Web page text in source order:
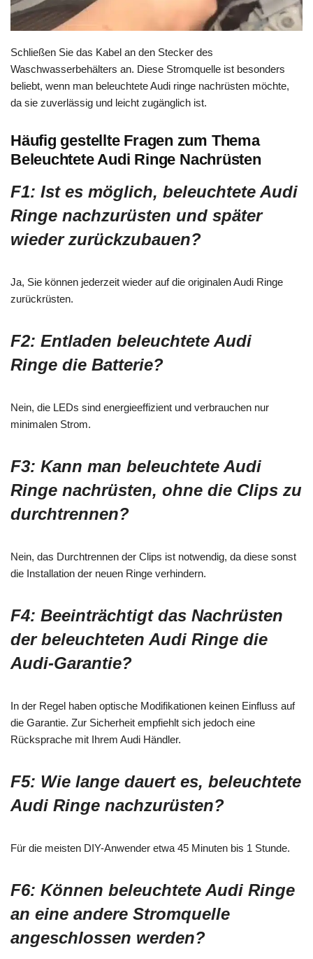
Schließen Sie das Kabel an den Stecker des
Waschwasserbehälters an. Diese Stromquelle ist besonders
beliebt, wenn man beleuchtete Audi ringe nachrüsten möchte,
da sie zuverlässig und leicht zugänglich ist.
Häufig gestellte Fragen zum Thema
Beleuchtete Audi Ringe Nachrüsten
F1: Ist es möglich, beleuchtete Audi
Ringe nachzurüsten und später
wieder zurückzubauen?
Ja, Sie können jederzeit wieder auf die originalen Audi Ringe
zurückrüsten.
F2: Entladen beleuchtete Audi
Ringe die Batterie?
Nein, die LEDs sind energieeffizient und verbrauchen nur
minimalen Strom.
F3: Kann man beleuchtete Audi
Ringe nachrüsten, ohne die Clips zu
durchtrennen?
Nein, das Durchtrennen der Clips ist notwendig, da diese sonst
die Installation der neuen Ringe verhindern.
F4: Beeinträchtigt das Nachrüsten
der beleuchteten Audi Ringe die
Audi-Garantie?
In der Regel haben optische Modifikationen keinen Einfluss auf
die Garantie. Zur Sicherheit empfiehlt sich jedoch eine
Rücksprache mit Ihrem Audi Händler.
F5: Wie lange dauert es, beleuchtete
Audi Ringe nachzurüsten?
Für die meisten DIY-Anwender etwa 45 Minuten bis 1 Stunde.
F6: Können beleuchtete Audi Ringe
an eine andere Stromquelle
angeschlossen werden?